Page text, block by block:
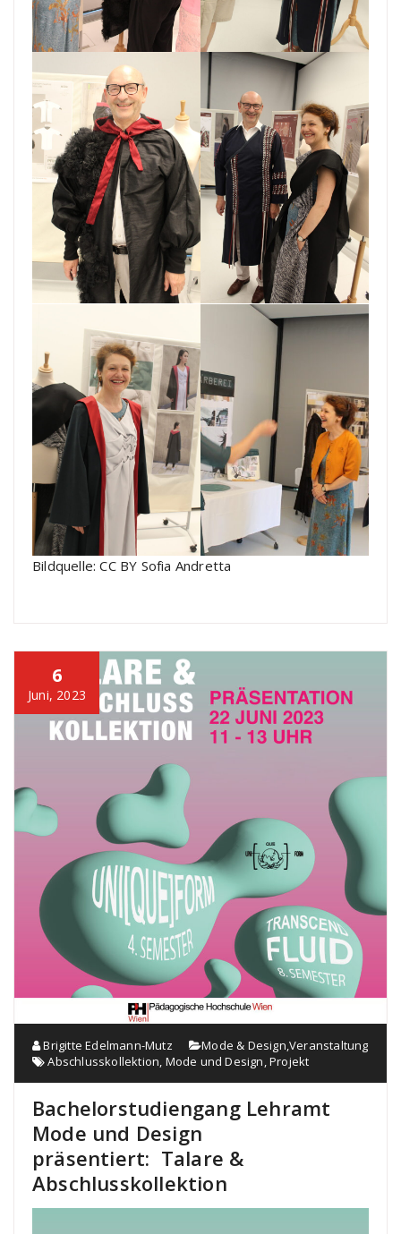
Bildquelle: CC BY Sofia Andretta
6
Juni, 2023
Brigitte Edelmann-Mutz Mode & Design,Veranstaltung
Abschlusskollektion, Mode und Design,Projekt
Bachelorstudiengang Lehramt
Mode und Design
präsentiert: Talare &
Abschlusskollektion